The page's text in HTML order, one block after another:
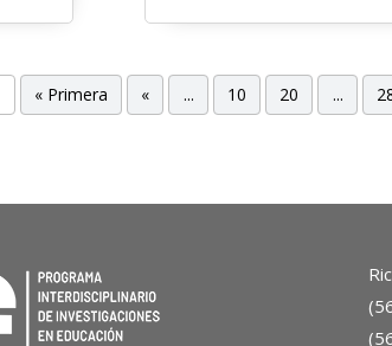
« Primera « ... 10 20 ...